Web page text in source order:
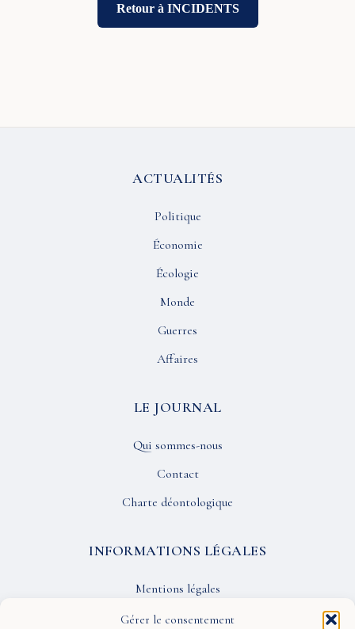
Gérer le consentement
Retour à INCIDENTS
ACTUALITÉS
Politique
Économie
Écologie
Monde
Guerres
Affaires
LE JOURNAL
Qui sommes-nous
Contact
Charte déontologique
INFORMATIONS LÉGALES
Mentions légales
Confidentialité